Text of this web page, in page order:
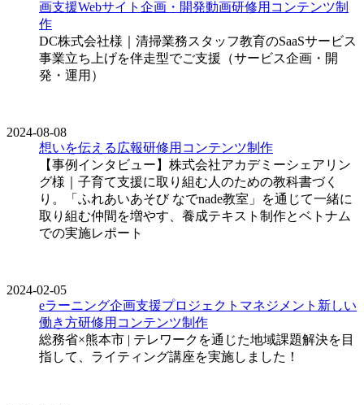
画支援Webサイト企画・開発動画研修用コンテンツ制
作
DC株式会社様｜清掃業務スタッフ教育のSaaSサービス
事業立ち上げを伴走型でご支援（サービス企画・開
発・運用）
2024-08-08
想いを伝える広報研修用コンテンツ制作
【事例インタビュー】株式会社アカデミーシェアリン
グ様｜子育て支援に取り組む人のための教科書づく
り。「ふれあいあそび なでnade教室」を通じて一緒に
取り組む仲間を増やす、養成テキスト制作とベトナム
での実施レポート
2024-02-05
eラーニング企画支援プロジェクトマネジメント 新しい
働き方研修用コンテンツ制作
総務省×熊本市 | テレワークを通じた地域課題解決を目
指して、ライティング講座を実施しました！